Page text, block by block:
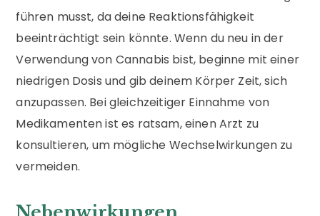
führen musst, da deine Reaktionsfähigkeit
beeinträchtigt sein könnte. Wenn du neu in der
Verwendung von Cannabis bist, beginne mit einer
niedrigen Dosis und gib deinem Körper Zeit, sich
anzupassen. Bei gleichzeitiger Einnahme von
Medikamenten ist es ratsam, einen Arzt zu
konsultieren, um mögliche Wechselwirkungen zu
vermeiden.